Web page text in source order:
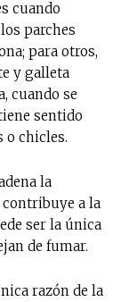
cuando
parches
para otros,
y galleta
cuando se
sentido
o chicles.
la
a la
ser la única
de fumar.
razón de la